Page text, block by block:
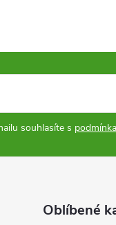
souhlasíte s
Oblíbené